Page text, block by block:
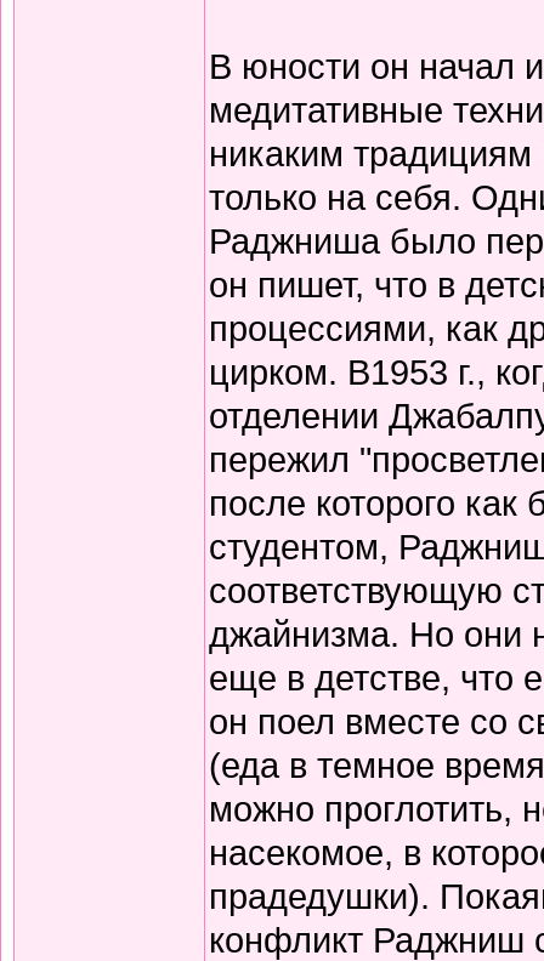
В юности он начал
медитативные
никаким традициям
только на себя.
Раджниша было
он пишет, что в
процессиями, как
цирком. В1953 г.,
отделении
пережил
после которого как
студентом,
соответствующую
джайнизма. Но они
еще в детстве, что
он поел вместе со
(еда в темное
можно проглотить,
насекомое, в
прадедушки).
конфликт Раджниш